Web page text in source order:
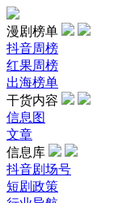
漫剧榜单
抖音周榜
红果周榜
出海榜单
干货内容
信息图
文章
信息库
抖音剧场号
短剧政策